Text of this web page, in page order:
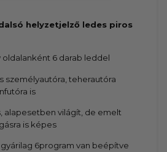
helyzetjelző ledes piros
oldalanként 6 darab leddel
személyautóra, teherautóra
is
alapesetben világít, de emelt
is képes
6program van beépítve